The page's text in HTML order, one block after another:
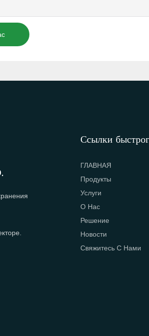
Ссылки
ГЛАВНАЯ
Продукты
Услуги
О Нас
Решение
Новости
Свяжитесь С Нами